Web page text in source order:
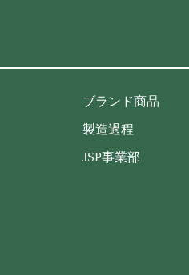
ブランド商品
製造過程
JSP事業部